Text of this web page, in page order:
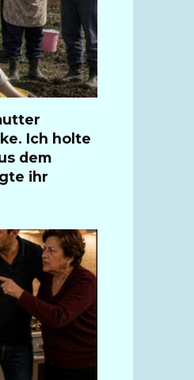
Ich holte
dem
ihr